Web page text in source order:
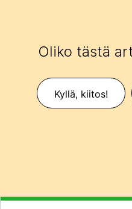
Oliko tästä
Kyllä, kiitos!